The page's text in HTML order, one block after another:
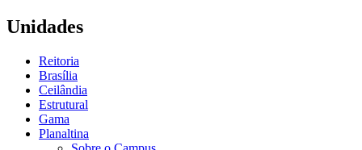
Unidades
Reitoria
Brasília
Ceilândia
Estrutural
Gama
Planaltina